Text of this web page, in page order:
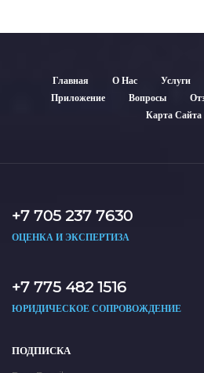
Главная О Нас Услуги
Приложение
Вопросы
Карта Сайта
+7 705 237 7630
ОЦЕНКА И ЭКСПЕРТИЗА
+7 775 482 1516
ЮРИДИЧЕСКОЕ СОПРОВОЖДЕНИЕ
ПОДПИСКА